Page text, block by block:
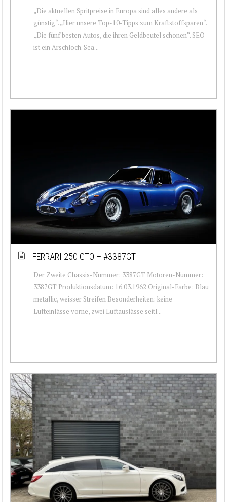
„Die aktuellen Spritpreise in Europa sind alles andere als
günstig“. „Hier unsere Top-10-Tipps zum Kraftstoffsparen“.
„Die fünf besten Autos, die ihren Geldbeutel schonen“. SEO
ist ein Arschloch. Sea...
FERRARI 250 GTO – #3387GT
Der Zweite Chassis-Nummer: 3387GT Motoren-Nummer:
3387GT Produktionsdatum: 16.03.1962 Original-Farbe: Blau
metallic, weisser Streifen Besonderheiten: keine
Lufteinlässe vorne, zwei Luftauslässe seitl...